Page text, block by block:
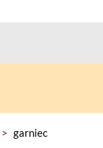
> garniec